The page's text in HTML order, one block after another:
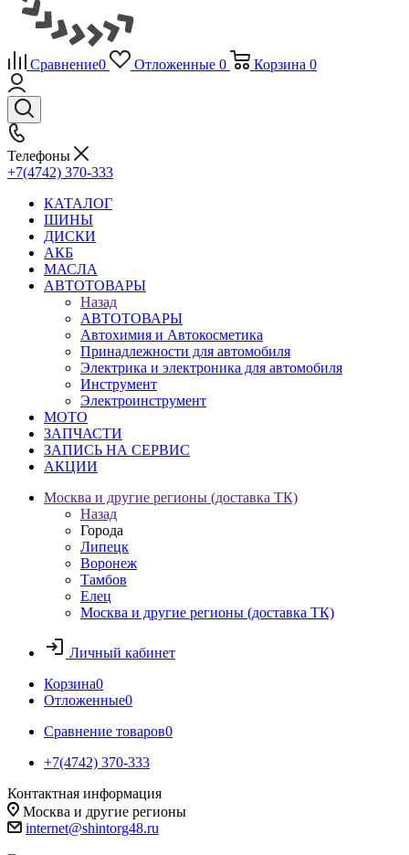
Сравнение0 Отложенные 0 Корзина 0
Телефоны
+7(4742) 370-333
КАТАЛОГ
ШИНЫ
ДИСКИ
АКБ
МАСЛА
АВТОТОВАРЫ
Назад
АВТОТОВАРЫ
Автохимия и Автокосметика
Принадлежности для автомобиля
Электрика и электроника для автомобиля
Инструмент
Электроинструмент
МОТО
ЗАПЧАСТИ
ЗАПИСЬ НА СЕРВИС
АКЦИИ
Москва и другие регионы (доставка ТК)
Назад
Города
Липецк
Воронеж
Тамбов
Елец
Москва и другие регионы (доставка ТК)
Личный кабинет
Корзина0
Отложенные0
Сравнение товаров0
+7(4742) 370-333
Контактная информация
Москва и другие регионы
internet@shintorg48.ru